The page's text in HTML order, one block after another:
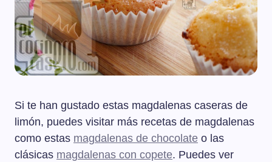
Si te han gustado estas magdalenas caseras de
limón, puedes visitar más recetas de magdalenas
como estas magdalenas de chocolate o las
clásicas magdalenas con copete. Puedes ver